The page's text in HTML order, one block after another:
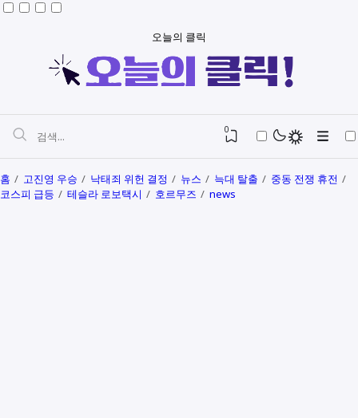
오늘의 클릭
0
홈 고진영 우승 낙태죄 위헌 결정 뉴스 늑대 탈출
중동 전쟁 휴전
코스피 급등
테슬라 로보택시 호르무즈 news